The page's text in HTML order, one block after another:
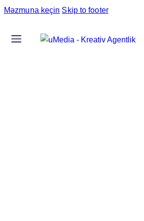
Məzmuna keçin Skip to footer